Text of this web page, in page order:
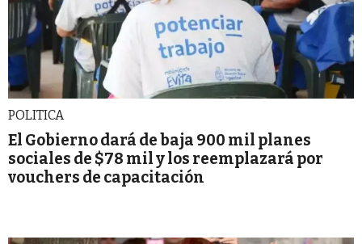
POLITICA
El Gobierno dará de baja 900 mil planes
sociales de $78 mil y los reemplazará por
vouchers de capacitación